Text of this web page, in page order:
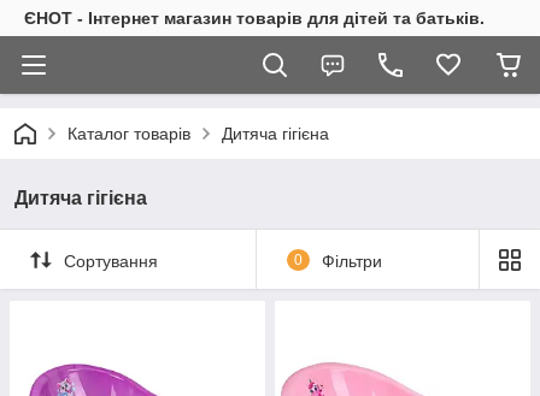
ЄНОТ - Інтернет магазин товарів для дітей та батьків.
Каталог товарів Дитяча гігієна
Дитяча гігієна
Сортування 0 Фільтри